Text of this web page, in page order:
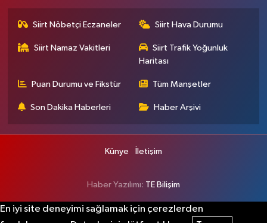
Siirt Nöbetçi Eczaneler Siirt Hava Durumu
Siirt Namaz Vakitleri
Siirt Trafik Yoğunluk
Haritası
Puan Durumu ve Fikstür Tüm Manşetler
Son Dakika Haberleri Haber Arşivi
Künye İletişim
Haber Yazılımı: TE Bilişim
En iyi site deneyimi sağlamak için çerezlerden